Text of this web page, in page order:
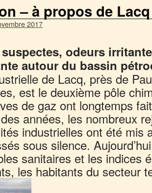
– à propos de Lacq
2017
suspectes, odeurs
autour du bassin
de Lacq, près de
est le deuxième pôle
de gaz ont longtemps
années, les nombreux
industrielles ont été mis
sous silence.
sanitaires et les indices
les habitants du secteur